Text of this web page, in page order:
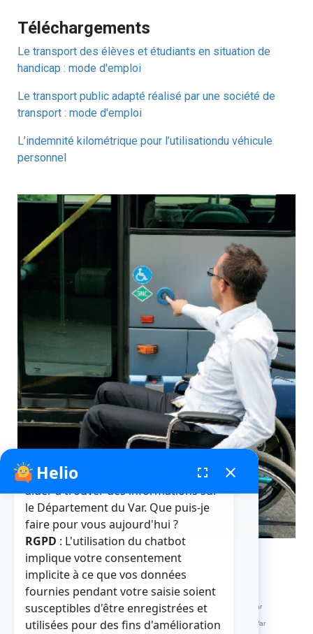
Téléchargements
Le transport des élèves et étudiants en situation de
handicap : mode d'emploi
Le transport public adapté réalisé par une société de
transport : mode d'emploi
L’indemnité kilométrique pour l’utilisationdu véhicule
personnel
Crédits et mentions légales Plan du site La médiathèque
L'abbaye de La Celle L'HDE Var Visitvar La MDPH du Var
Archives départementales du Var Muséum départemental du Var
Helio fenêtre de chatbot
fullscreen close
Bonjour, je suis Helio. Je peux vous
aider à trouver des informations sur
le Département du Var. Que puis-je
faire pour vous aujourd'hui ?
RGPD : L'utilisation du chatbot
implique votre consentement
implicite à ce que vos données
fournies pendant votre saisie soient
susceptibles d'être enregistrées et
utilisées pour des fins d'amélioration